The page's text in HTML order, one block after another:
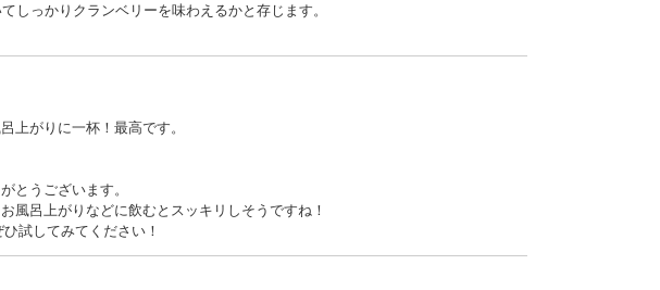
しっかりクランベリーを味わえるかと存じます。
上がりに一杯！最高です。
とうございます。
風呂上がりなどに飲むとスッキリしそうですね！
試してみてください！